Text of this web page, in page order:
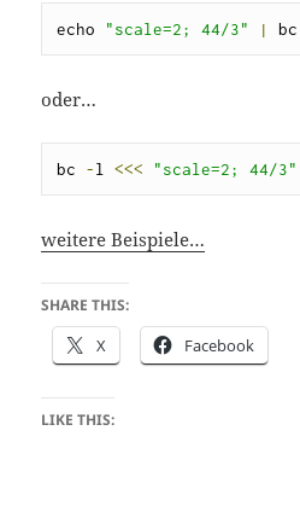
echo "scale=2; 44/3" | bc
oder…
bc -l <<< "scale=2; 44/3"
weitere Beispiele…
SHARE THIS:
X Facebook
LIKE THIS: